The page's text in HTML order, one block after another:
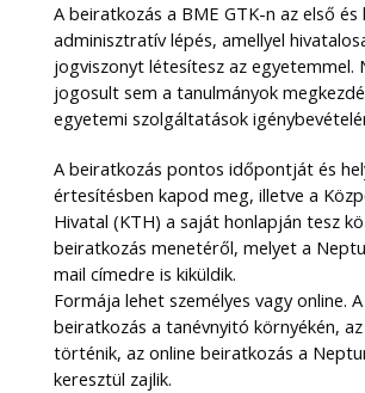
A beiratkozás a BME GTK-n az első
adminisztratív lépés, amellyel
jogviszonyt létesítesz az egyetemmel.
jogosult sem a tanulmányok
egyetemi szolgáltatások
A beiratkozás pontos időpontját és
értesítésben kapod meg, illetve a
Hivatal (KTH) a saját honlapján tesz
beiratkozás menetéről, melyet a
mail címedre is kiküldik.
Formája lehet személyes vagy online.
beiratkozás a tanévnyitó környékén,
történik, az online beiratkozás a
keresztül zajlik.